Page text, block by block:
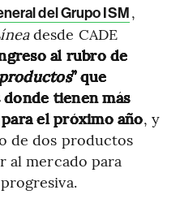
del Grupo ISM,
desde CADE
al rubro de
” que
tienen más
el próximo año, y
de dos productos
al mercado para